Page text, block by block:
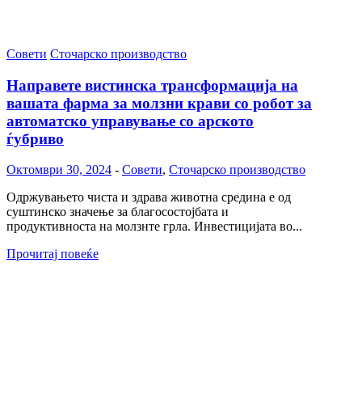
Совети Сточарско производство
Направете вистинска трансформација на
вашата фарма за молзни крави со робот за
автоматско управување со арското
ѓубриво
Октомври 30, 2024 - Совети, Сточарско производство
Одржувањето чиста и здрава животна средина е од
суштинско значење за благосостојбата и
продуктивноста на молзнте грла. Инвестицијата во...
Прочитај повеќе